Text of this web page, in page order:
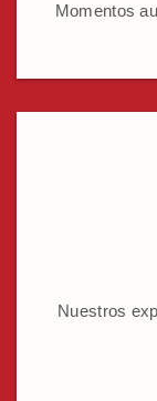
Momentos
Nuestros